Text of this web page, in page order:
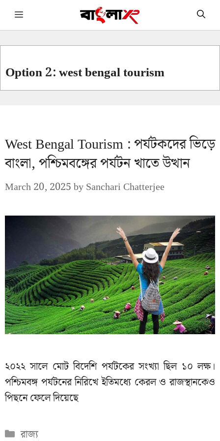
Skip Menu
Option 2: west bengal tourism
West Bengal Tourism : পর্যটকদের ভিড়ে
বাংলা, পশ্চিমবঙ্গের পর্যটন খাতে উত্থান
March 20, 2025bySanchari Chatterjee
২০২২ সালে মোট বিদেশি পর্যটকের সংখ্যা ছিল ১০ লক্ষ।
পশ্চিমবঙ্গ পর্যটনের নিরিখে ইতিমধ্যে কেরল ও রাজস্থানকেও
পিছনে ফেলে দিয়েছে
Categories
রাজ্য